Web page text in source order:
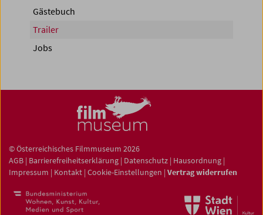
Gästebuch
Trailer
Jobs
© Österreichisches Filmmuseum 2026
AGB | Barrierefreiheitserklärung | Datenschutz | Hausordnung |
Impressum | Kontakt | Cookie-Einstellungen | Vertrag widerrufen